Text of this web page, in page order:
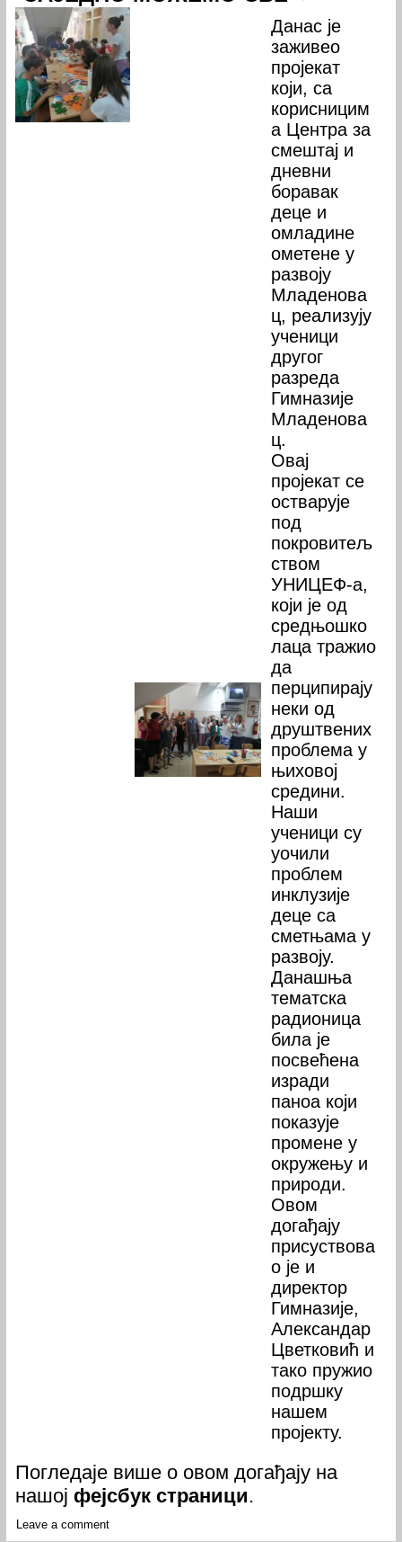
Данас је
заживео
пројекат
који, са
корисницим
а Центра за
смештај и
дневни
боравак
деце и
омладине
ометене у
развоју
Младенова
ц, реализују
ученици
другог
разреда
Гимназије
Младенова
ц.
Овај
пројекат се
остварује
под
покровитељ
ством
УНИЦЕФ-а,
који је од
средњошко
лаца тражио
да
перципирају
неки од
друштвених
проблема у
њиховој
средини.
Наши
ученици су
уочили
проблем
инклузије
деце са
сметњама у
развоју.
Данашња
тематска
радионица
била је
посвећена
изради
паноа који
показује
промене у
окружењу и
природи.
Овом
догађају
присуствова
о је и
директор
Гимназије,
Александар
Цветковић и
тако пружио
подршку
нашем
пројекту.
Погледаје више о овом догађају на
нашојфејсбук страници.
Leave a comment